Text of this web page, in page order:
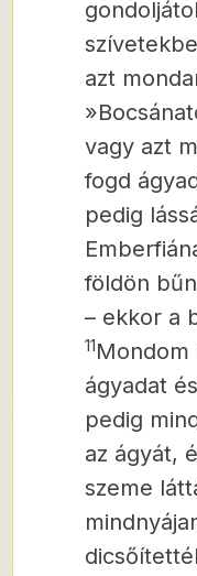
azt
vagy azt
fogd
pedig
földön
– ekkor a
11Mondom
ágyadat
pedig
az ágyát,
szeme